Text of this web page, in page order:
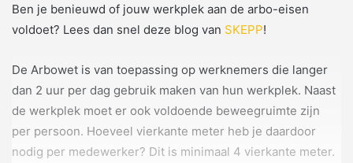
Ben je benieuwd of jouw werkplek aan de arbo-eisen
voldoet? Lees dan snel deze blog van SKEPP!
De Arbowet is van toepassing op werknemers die langer
dan 2 uur per dag gebruik maken van hun werkplek. Naast
de werkplek moet er ook voldoende beweegruimte zijn
per persoon. Hoeveel vierkante meter heb je daardoor
nodig per medewerker? Dit is minimaal 4 vierkante meter.